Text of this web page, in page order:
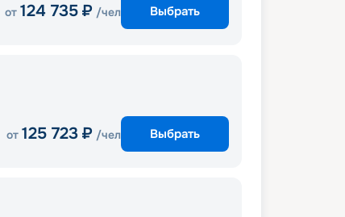
от 124 735 ₽ /чел Выбрать
от 125 723 ₽ /чел Выбрать